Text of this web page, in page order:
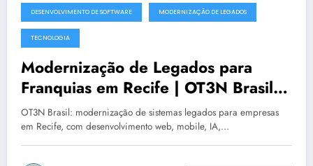
julho 5, 2025
DESENVOLVIMENTO DE SOFTWARE MODERNIZAÇÃO DE LEGADOS
TECNOLOGIA
Modernização de Legados para
Franquias em Recife | OT3N Brasil –
Guia 2276
OT3N Brasil: modernização de sistemas legados para empresas
em Recife, com desenvolvimento web, mobile, IA,…